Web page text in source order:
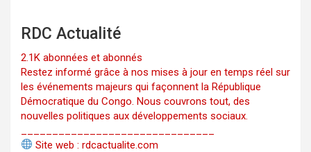
RDC Actualité
2.1K abonnées et abonnés
Restez informé grâce à nos mises à jour en temps réel sur
les événements majeurs qui façonnent la République
Démocratique du Congo. Nous couvrons tout, des
nouvelles politiques aux développements sociaux.
Site web : rdcactualite.com